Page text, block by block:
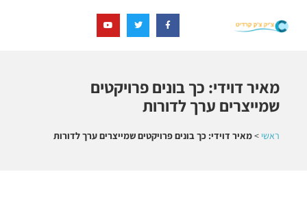
מאיר דוידי: כך בונים פרויקטים
שמייצרים ערך לדורות
ראשי >מאיר דוידי: כך בונים פרויקטים שמייצרים ערך לדורות